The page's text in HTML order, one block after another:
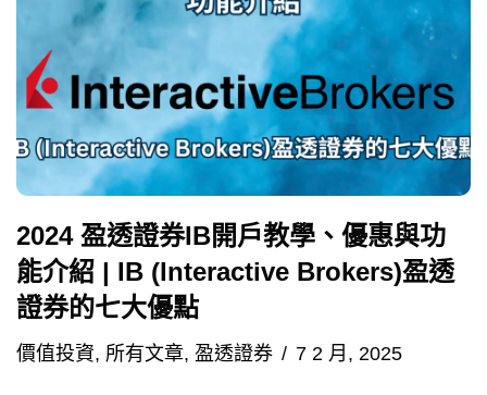
2024 盈透證券IB開戶教學、優惠與功
能介紹 | IB (Interactive Brokers)盈透
證券的七大優點
價值投資, 所有文章, 盈透證券 7 2 月, 2025